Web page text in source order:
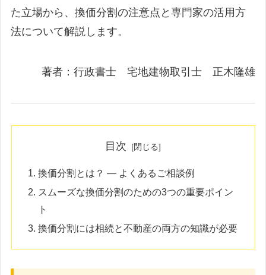
た立場から、換価分割の注意点と専門家の活用方
法について解説します。
著者：行政書士 宅地建物取引士 正木隆雄
目次
換価分割とは？ ― よくあるご相談例
スムーズな換価分割のための3つの重要ポイン
ト
換価分割には相続と不動産の両方の知識が必要